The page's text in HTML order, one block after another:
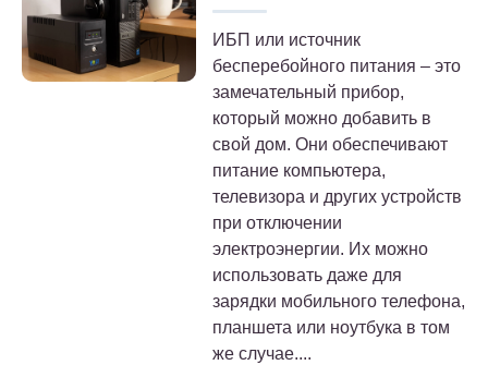
ИБП или источник
бесперебойного питания – это
замечательный прибор,
который можно добавить в
свой дом. Они обеспечивают
питание компьютера,
телевизора и других устройств
при отключении
электроэнергии. Их можно
использовать даже для
зарядки мобильного телефона,
планшета или ноутбука в том
же случае....